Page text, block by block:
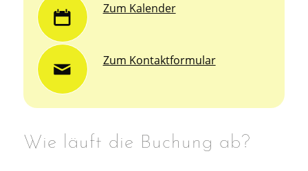
Zum Kalender
Zum Kontaktformular
Wie läuft die Buchung ab?